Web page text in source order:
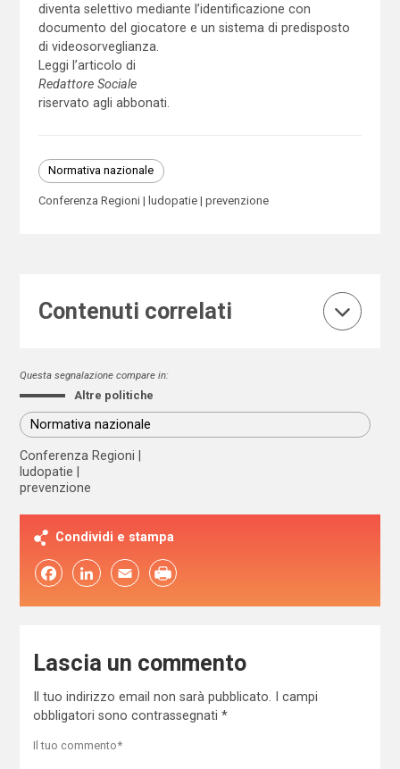
diventa selettivo mediante l’identificazione con
documento del giocatore e un sistema di predisposto
di videosorveglianza.
Leggi l’articolo di
Redattore Sociale
riservato agli abbonati.
Normativa nazionale
Conferenza Regioni ludopatie prevenzione
Contenuti correlati
Questa segnalazione compare in:
Altre politiche
Normativa nazionale
Conferenza Regioni
ludopatie
prevenzione
Condividi e stampa
FacebookLinkedIn Email
Lascia un commento
Il tuo indirizzo email non sarà pubblicato.
I campi
obbligatori sono contrassegnati *